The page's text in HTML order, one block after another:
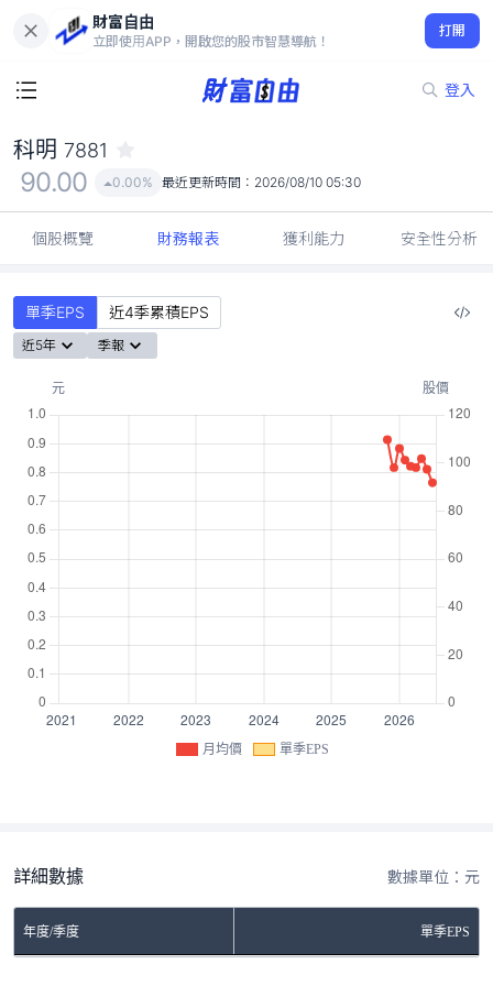
財富自由
立即使用APP，開啟您的股市智慧導航！
打開
登入
90.00
0.00%
科明 7881
90.00 0.00% 最近更新時間： 2026/08/10 05:30
個股概覽 財務報表 獲利能力 安全性分析
單季EPS 近4季累積EPS
近5年 季報
月均價 單季EPS
詳細數據 數據單位：元
年度/季度 單季EPS